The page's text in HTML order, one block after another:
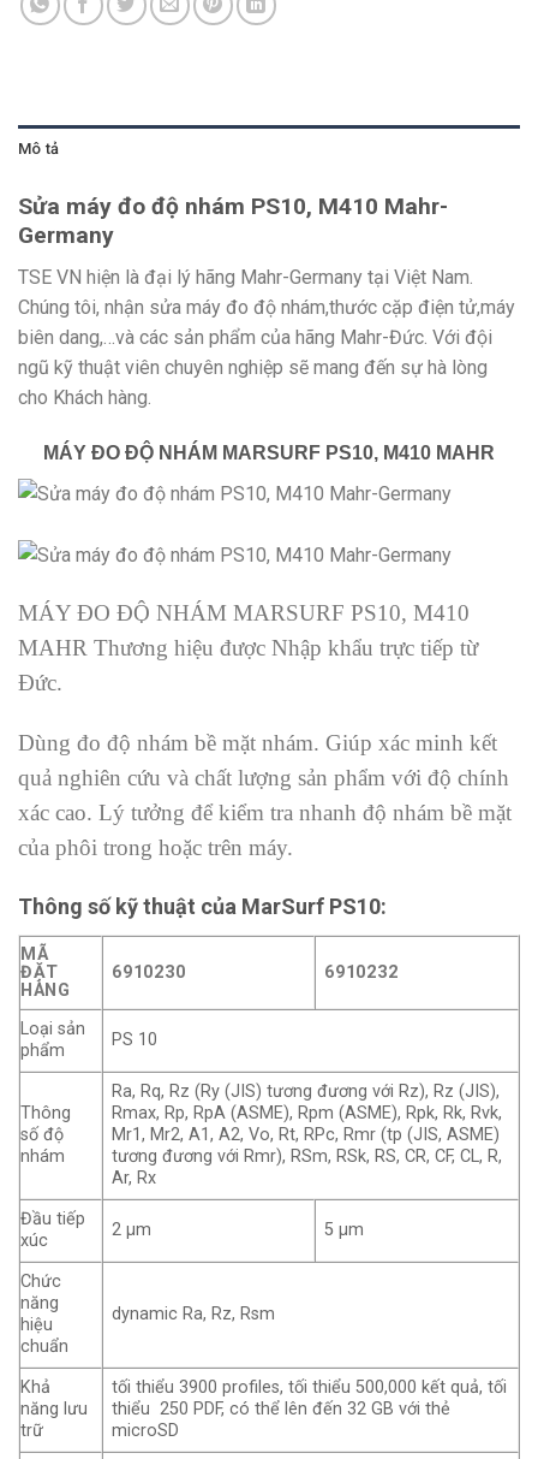
Mô tả
Sửa máy đo độ nhám PS10, M410 Mahr-
Germany
TSE VN hiện là đại lý hãng Mahr-Germany tại Việt Nam.
Chúng tôi, nhận sửa máy đo độ nhám,thước cặp điện tử,máy
biên dang,…và các sản phẩm của hãng Mahr-Đức. Với đội
ngũ kỹ thuật viên chuyên nghiệp sẽ mang đến sự hà lòng
cho Khách hàng.
MÁY ĐO ĐỘ NHÁM MARSURF PS10, M410 MAHR
MÁY ĐO ĐỘ NHÁM MARSURF PS10, M410
MAHR Thương hiệu được Nhập khẩu trực tiếp từ
Đức.
Dùng đo độ nhám bề mặt nhám. Giúp xác minh kết
quả nghiên cứu và chất lượng sản phẩm với độ chính
xác cao. Lý tưởng để kiểm tra nhanh độ nhám bề mặt
của phôi trong hoặc trên máy.
Thông số kỹ thuật của MarSurf PS10:
MÃ
ĐẶT
HÀNG
6910230 6910232
Loại sản
phẩm
PS 10
Thông
số độ
nhám
Ra, Rq, Rz (Ry (JIS) tương đương với Rz), Rz (JIS),
Rmax, Rp, RpA (ASME), Rpm (ASME), Rpk, Rk, Rvk,
Mr1, Mr2, A1, A2, Vo, Rt, RPc, Rmr (tp (JIS, ASME)
tương đương với Rmr), RSm, RSk, RS, CR, CF, CL, R,
Ar, Rx
Đầu tiếp
xúc
2 μm 5 μm
Chức
năng
hiệu
chuẩn
dynamic Ra, Rz, Rsm
Khả
năng lưu
trữ
tối thiểu 3900 profiles, tối thiểu 500,000 kết quả, tối
thiểu 250 PDF, có thể lên đến 32 GB với thẻ
microSD